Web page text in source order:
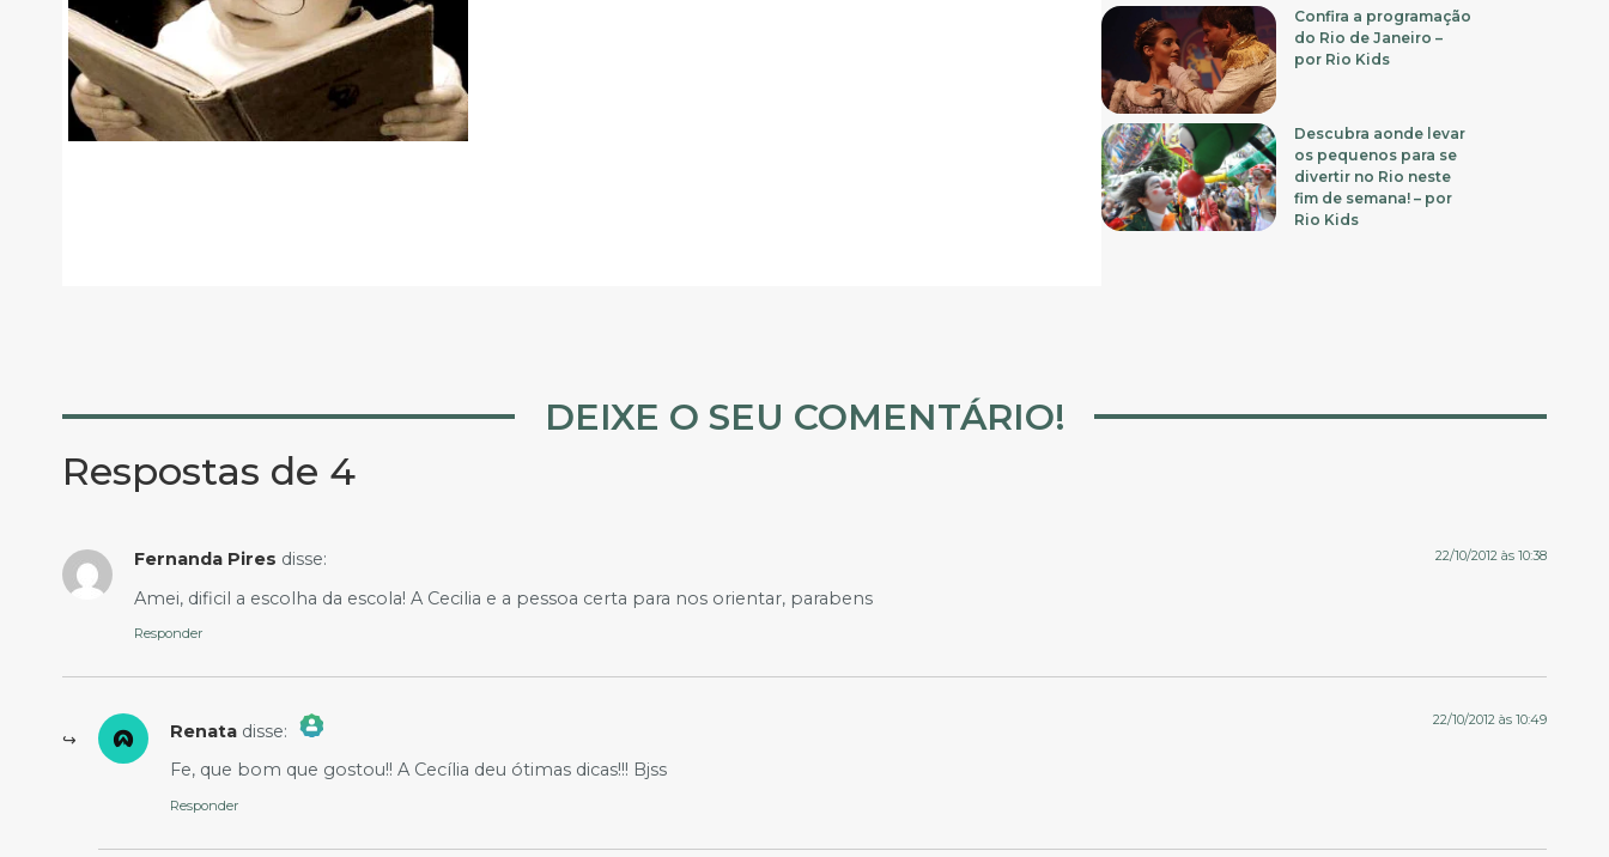
Confira a programação
do Rio de Janeiro –
por Rio Kids
Descubra aonde levar
os pequenos para se
divertir no Rio neste
fim de semana! – por
Rio Kids
DEIXE O SEU COMENTÁRIO!
Respostas de 4
Fernanda Pires disse: 22/10/2012 às 10:38
Amei, dificil a escolha da escola! A Cecilia e a pessoa certa para nos orientar, parabens
Responder
Renata disse:
The Real Person Badge!
Anti-Spam by CleanTalk
22/10/2012 às 10:49
Fe, que bom que gostou!! A Cecília deu ótimas dicas!!! Bjss
Responder